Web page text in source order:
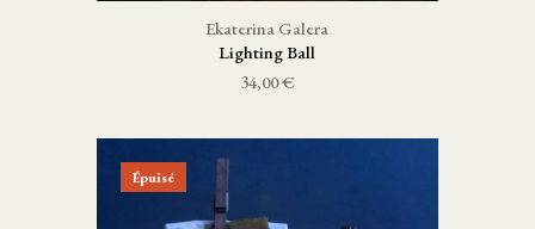
Ekaterina Galera
Lighting Ball
34,00 €
Épuisé